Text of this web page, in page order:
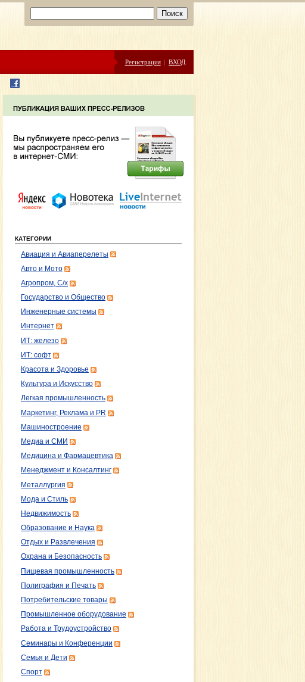
Регистрация | ВХОД
КАТЕГОРИИ
Авиация и Авиаперелеты
Авто и Мото
Агропром, С/х
Государство и Общество
Инженерные системы
Интернет
ИТ: железо
ИТ: софт
Красота и Здоровье
Культура и Искусство
Легкая промышленность
Маркетинг, Реклама и PR
Машиностроение
Медиа и СМИ
Медицина и Фармацевтика
Менеджмент и Консалтинг
Металлургия
Мода и Стиль
Недвижимость
Образование и Наука
Отдых и Развлечения
Охрана и Безопасность
Пищевая промышленность
Полиграфия и Печать
Потребительские товары
Промышленное оборудование
Работа и Трудоустройство
Семинары и Конференции
Семья и Дети
Спорт